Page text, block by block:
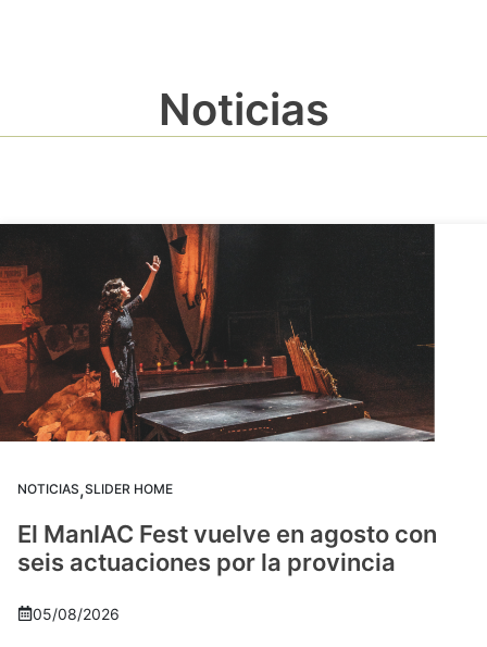
Noticias
NOTICIAS,SLIDER HOME
El ManIAC Fest vuelve en agosto con
seis actuaciones por la provincia
05/08/2026